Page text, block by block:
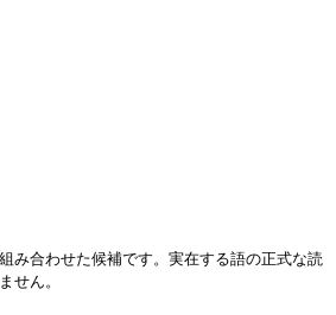
み合わせた候補です。実在する語の正式な読
せん。